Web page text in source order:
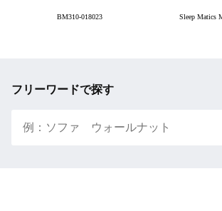
BM310-018023 Sleep Matics
フリーワードで探す